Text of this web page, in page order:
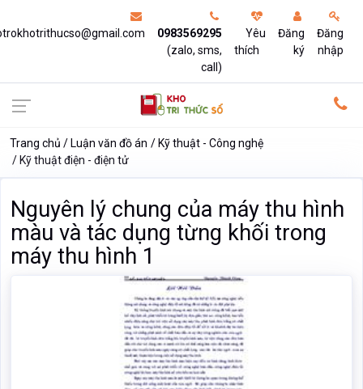
0983569295
(zalo, sms,
call)
Yêu
thích
Đăng
ký
Đăng
nhập
Trang chủ Luận văn đồ án
Kỹ thuật - Công nghệ
Kỹ thuật điện - điện tử
Nguyên lý chung của máy thu hình
màu và tác dụng từng khối trong
máy thu hình 1